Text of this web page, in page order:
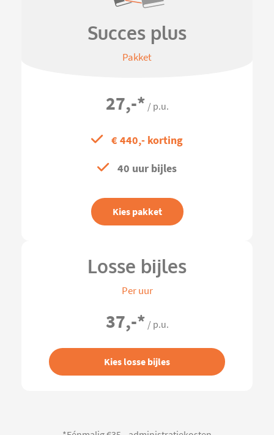
Succes plus
Pakket
27,-* / p.u.
€ 440,- korting
40 uur bijles
Kies pakket
Losse bijles
Per uur
37,-* / p.u.
Kies losse bijles